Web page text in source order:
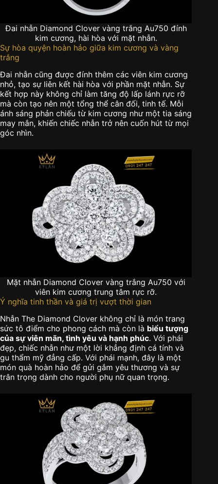
Đai nhẫn Diamond Clover vàng trắng Au750 đính
kim cương, hài hòa với mặt nhẫn.
Sự hòa quyện hoàn hảo giữa kim cương và vàng
trắng
Đai nhẫn cũng được đính thêm các viên kim cương
nhỏ, tạo sự liên kết hài hòa với phần mặt nhẫn. Sự
kết hợp này không chỉ làm tăng độ lấp lánh rực rỡ
mà còn tạo nên một tổng thể cân đối, tinh tế. Mỗi
ánh sáng phản chiếu từ kim cương như một tia sáng
may mắn, khiến chiếc nhẫn trở nên cuốn hút từ mọi
góc nhìn.
Mặt nhẫn Diamond Clover vàng trắng Au750 với
viên kim cương trung tâm rực rỡ.
Ý nghĩa tinh thần và giá trị vượt thời gian
Nhẫn The Diamond Clover không chỉ là món trang
sức tô điểm cho phong cách mà còn là biểu tượng
của sự viên mãn, tình yêu và hạnh phúc. Với phái
đẹp, chiếc nhẫn như một lời khẳng định cá tính và
gu thẩm mỹ đẳng cấp. Với phái mạnh, đây là một
món quà hoàn hảo để gửi gắm yêu thương và sự
trân trọng dành cho người phụ nữ quan trọng.